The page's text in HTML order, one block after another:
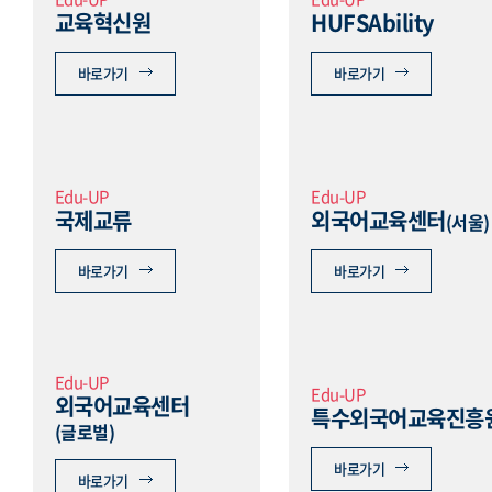
교육혁신원
바로가기
HUFSAbility
바로가기
Edu-UP
국제교류
바로가기
Edu-UP
외국어교육센터(서울)
바로가기
Edu-UP
외국어교육센터
(글로벌)
바로가기
Edu-UP
특수외국어교육진흥
바로가기